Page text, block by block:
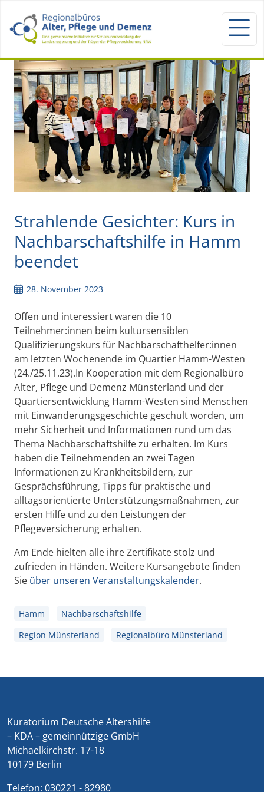
Strahlende Gesichter: Kurs in
Nachbarschaftshilfe in Hamm
beendet
28. November 2023
Offen und interessiert waren die 10
Teilnehmer:innen beim kultursensiblen
Qualifizierungskurs für Nachbarschafthelfer:innen
am letzten Wochenende im Quartier Hamm-Westen
(24./25.11.23).In Kooperation mit dem Regionalbüro
Alter, Pflege und Demenz Münsterland und der
Quartiersentwicklung Hamm-Westen sind Menschen
mit Einwanderungsgeschichte geschult worden, um
mehr Sicherheit und Informationen rund um das
Thema Nachbarschaftshilfe zu erhalten. Im Kurs
haben die Teilnehmenden an zwei Tagen
Informationen zu Krankheitsbildern, zur
Gesprächsführung, Tipps für praktische und
alltagsorientierte Unterstützungsmaßnahmen, zur
ersten Hilfe und zu den Leistungen der
Pflegeversicherung erhalten.
Am Ende hielten alle ihre Zertifikate stolz und
zufrieden in Händen. Weitere Kursangebote finden
Sie über unseren Veranstaltungskalender.
Hamm
Nachbarschaftshilfe
Region Münsterland
Regionalbüro Münsterland
Kuratorium Deutsche Altershilfe
– KDA – gemeinnützige GmbH
Michaelkirchstr. 17-18
10179 Berlin
Telefon: 030221 - 82980